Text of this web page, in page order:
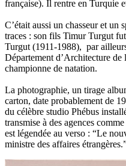
française). Il rentre en Turquie
C’était aussi un chasseur et un
traces : son fils Timur Turgut
Turgut (1911-1988), par
Département d’Architecture
championne de natation.
La photographie, un tirage
carton, date probablement de
du célèbre studio Phébus
transmise à des agences
est légendée au verso : “Le
ministre des affaires